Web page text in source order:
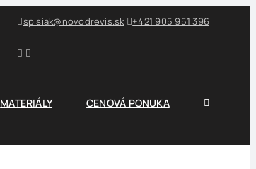
spisiak@novodrevis.sk +421 905 951 396
MATERIÁLY CENOVÁ PONUKA